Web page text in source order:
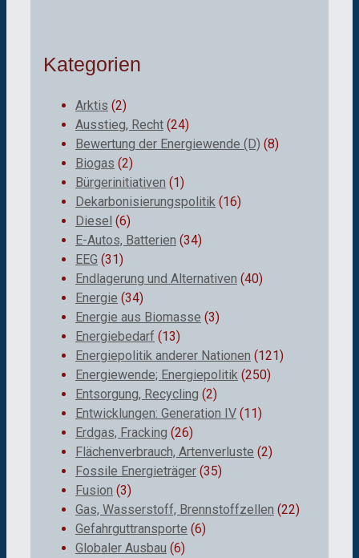
Kategorien
Arktis (2)
Ausstieg, Recht (24)
Bewertung der Energiewende (D) (8)
Biogas (2)
Bürgerinitiativen (1)
Dekarbonisierungspolitik (16)
Diesel (6)
E-Autos, Batterien (34)
EEG (31)
Endlagerung und Alternativen (40)
Energie (34)
Energie aus Biomasse (3)
Energiebedarf (13)
Energiepolitik anderer Nationen (121)
Energiewende; Energiepolitik (250)
Entsorgung, Recycling (2)
Entwicklungen: Generation IV (11)
Erdgas, Fracking (26)
Flächenverbrauch, Artenverluste (2)
Fossile Energieträger (35)
Fusion (3)
Gas, Wasserstoff, Brennstoffzellen (22)
Gefahrguttransporte (6)
Globaler Ausbau (6)